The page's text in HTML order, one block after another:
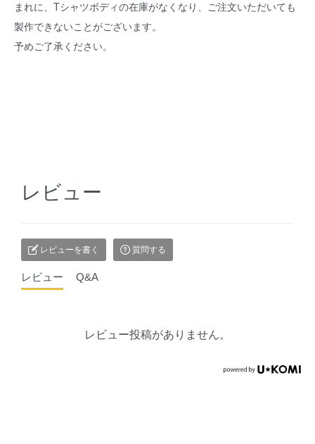
まれに、Tシャツボディの在庫がなくなり、ご注文いただいても
製作できないことがございます。
予めご了承ください。
レビュー
レビューを書く 質問する
レビュー Q&A
レビュー投稿がありません。